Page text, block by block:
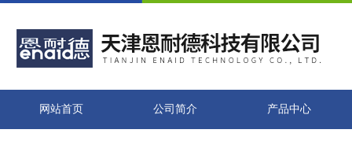
网站首页 公司简介 产品中心